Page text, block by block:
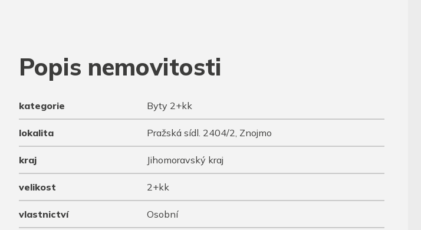
Popis nemovitosti
kategorie Byty 2+kk
lokalita Pražská sídl. 2404/2, Znojmo
kraj Jihomoravský kraj
velikost 2+kk
vlastnictví Osobní